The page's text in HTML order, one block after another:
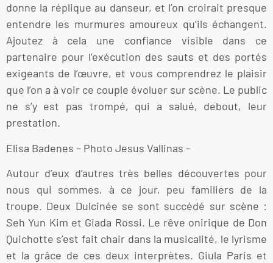
donne la réplique au danseur, et l’on croirait presque
entendre les murmures amoureux qu’ils échangent.
Ajoutez à cela une confiance visible dans ce
partenaire pour l’exécution des sauts et des portés
exigeants de l’œuvre, et vous comprendrez le plaisir
que l’on a à voir ce couple évoluer sur scène. Le public
ne s’y est pas trompé, qui a salué, debout, leur
prestation.
Elisa Badenes – Photo Jesus Vallinas –
Autour d’eux d’autres très belles découvertes pour
nous qui sommes, à ce jour, peu familiers de la
troupe. Deux Dulcinée se sont succédé sur scène :
Seh Yun Kim et Giada Rossi. Le rêve onirique de Don
Quichotte s’est fait chair dans la musicalité, le lyrisme
et la grâce de ces deux interprètes. Giula Paris et